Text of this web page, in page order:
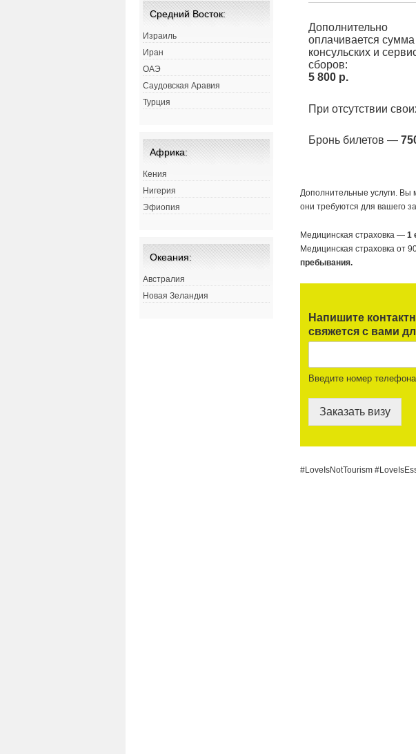
Дополнительно
оплачивается сумма
консульских и
сборов:
5 800 р.
При отсутствии
Бронь билетов —
Дополнительные услуги. Вы
они требуются для вашего
Медицинская страховка —1
Медицинская страховка от
пребывания.
Напишите
свяжется с вами
Введите номер телефона
Заказать визу
#LoveIsNotTourism
Средний Восток:
Израиль
Иран
ОАЭ
Саудовская Аравия
Турция
Африка:
Кения
Нигерия
Эфиопия
Океания:
Австралия
Новая Зеландия